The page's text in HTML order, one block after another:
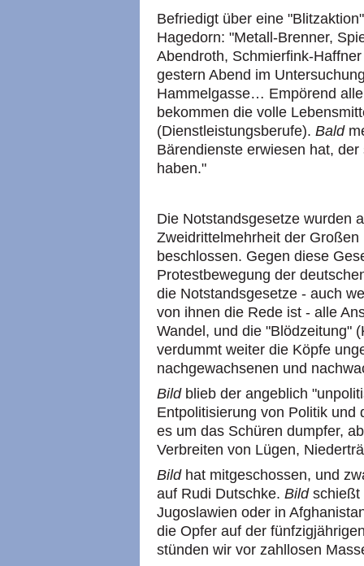
Befriedigt über eine
Hagedorn: "Metall-Brenner,
Abendroth, Schmierfink-
gestern Abend im
Hammelgasse… Empörend
bekommen die volle
(Dienstleistungsberufe). Bald
Bärendienste erwiesen hat,
haben."
Die Notstandsgesetze wurden
Zweidrittelmehrheit der
beschlossen. Gegen diese
Protestbewegung der
die Notstandsgesetze - auch
von ihnen die Rede ist - alle
Wandel, und die "Blödzeitung"
verdummt weiter die Köpfe
nachgewachsenen und
Bildblieb der angeblich
Entpolitisierung von Politik und
es um das Schüren dumpfer,
Verbreiten von Lügen,
Bildhat mitgeschossen, und
auf Rudi Dutschke. Bildschießt
Jugoslawien oder in
die Opfer auf der
stünden wir vor zahllosen